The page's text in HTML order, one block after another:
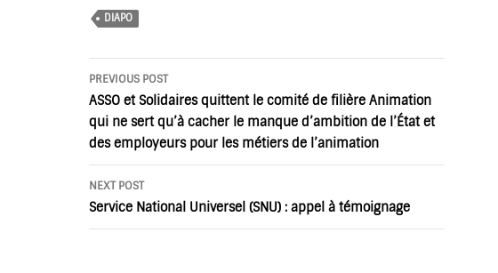
DIAPO
Post
navigation
PREVIOUS POST
ASSO et Solidaires quittent le comité de filière Animation
qui ne sert qu’à cacher le manque d’ambition de l’État et
des employeurs pour les métiers de l’animation
NEXT POST
Service National Universel (SNU) : appel à témoignage